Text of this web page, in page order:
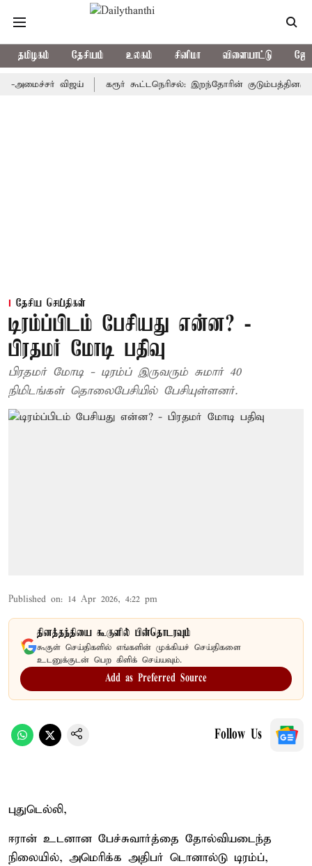
தமிழகம் தேசியம் உலகம் சினிமா விளையாட்டு
அமைச்சர் விஜய் கரூர் கூட்டநெரிசல்: இறந்தோரின்
தேசிய செய்திகள்
டிரம்ப்பிடம் பேசியது என்ன? -
பிரதமர் மோடி பதிவு
பிரதமர் மோடி - டிரம்ப் இருவரும் சுமார் 40
நிமிடங்கள் தொலைபேசியில் பேசியுள்ளனர்.
Published on: 14 Apr 2026, 4:22 pm
தினத்தந்தியை கூகுளில் பின்தொடரவும்
கூகுள் செய்திகளில் எங்களின் முக்கியச் செய்திகளை
உடனுக்குடன் பெற கிளிக் செய்யவும்.
Add as Preferred Source
Follow Us
புதுடெல்லி,
ஈரான் உடனான பேச்சுவார்த்தை தோல்வியடைந்த
நிலையில், அமெரிக்க அதிபர் டொனால்டு டிரம்ப்,